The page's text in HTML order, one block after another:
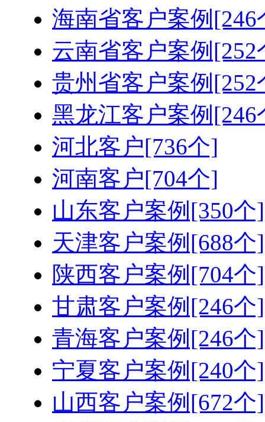
海南省客户案例[246
云南省客户案例[252
贵州省客户案例[252
黑龙江客户案例[246
河北客户[736个]
河南客户[704个]
山东客户案例[350个]
天津客户案例[688个]
陕西客户案例[704个]
甘肃客户案例[246个]
青海客户案例[246个]
宁夏客户案例[240个]
山西客户案例[672个]